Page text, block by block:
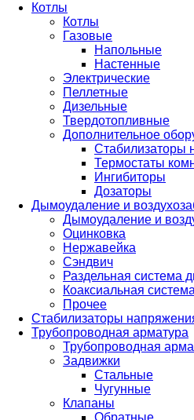
Котлы
Котлы
Газовые
Напольные
Настенные
Электрические
Пеллетные
Дизельные
Твердотопливные
Дополнительное
Стабилизаторы
Термостаты
Ингибиторы
Дозаторы
Дымоудаление и
Дымоудаление и
Оцинковка
Нержавейка
Сэндвич
Раздельная система
Коаксиальная
Прочее
Стабилизаторы
Трубопроводная арматура
Трубопроводная
Задвижки
Стальные
Чугунные
Клапаны